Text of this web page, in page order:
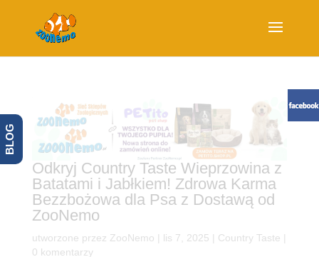
Odkryj Country Taste Wieprzowina z
Batatami i Jabłkiem! Zdrowa Karma
Bezzbożowa dla Psa z Dostawą od
ZooNemo
utworzone przez ZooNemo lis 7, 2025 Country Taste
0 komentarzy
BLOG